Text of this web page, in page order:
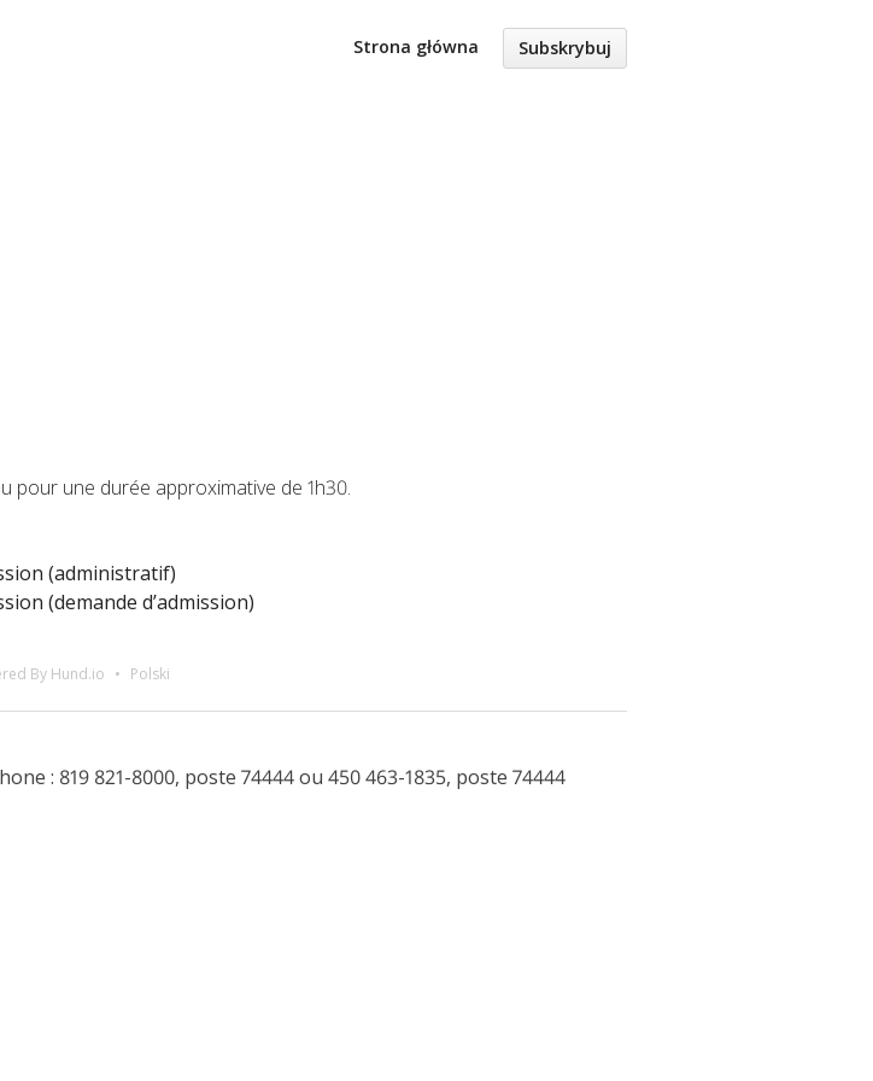
Strona główna Subskrybuj
pour une durée approximative de 1h30.
(administratif)
(demande d’admission)
By Hund.io Polski
: 819 821-8000, poste 74444 ou 450 463-1835, poste 74444